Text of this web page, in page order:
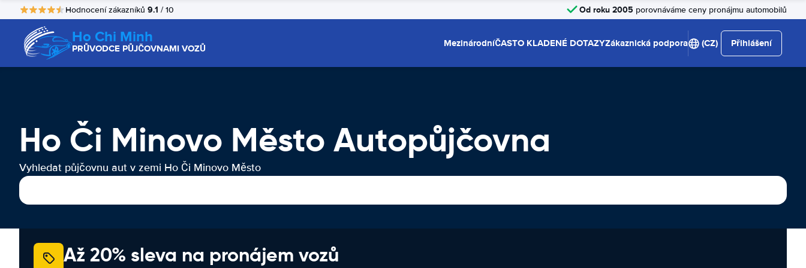
Hodnocení zákazníků 9.1 / 10 Od roku 2005 porovnáváme ceny pronájmu automobilů
Ho Chi Minh
PRŮVODCE PŮJČOVNAMI VOZŮ MezinárodníČASTO KLADENÉ DOTAZYZákaznická podpora (CZ) Přihlášení
Ho Či Minovo Město Autopůjčovna
Vyhledat půjčovnu aut v zemi Ho Či Minovo Město
Až 20% sleva na pronájem vozů